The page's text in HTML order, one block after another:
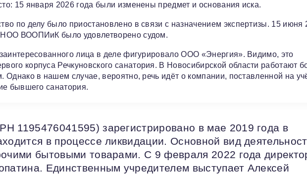
15 января 2026 года были изменены предмет и основания иска.
по делу было приостановлено в связи с назначением экспертизы. 15 июня
НОО ВООПИиК было удовлетворено судом.
лица в деле фигурировало ООО «Энергия». Видимо, это
корпуса Речкуновского санатория. В Новосибирской области работают
Однако в нашем случае, вероятно, речь идёт о компании, поставленной на
бывшего санатория.
1195476041595) зарегистрировано в мае 2019 года в
в процессе ликвидации. Основной вид
бытовыми товарами. С 9 февраля 2022 года
Единственным учредителем выступает Алексей